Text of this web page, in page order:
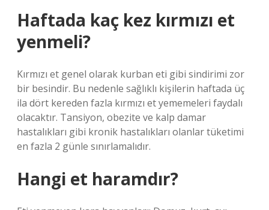
Haftada kaç kez kırmızı et
yenmeli?
Kırmızı et genel olarak kurban eti gibi sindirimi zor
bir besindir. Bu nedenle sağlıklı kişilerin haftada üç
ila dört kereden fazla kırmızı et yememeleri faydalı
olacaktır. Tansiyon, obezite ve kalp damar
hastalıkları gibi kronik hastalıkları olanlar tüketimi
en fazla 2 günle sınırlamalıdır.
Hangi et haramdır?